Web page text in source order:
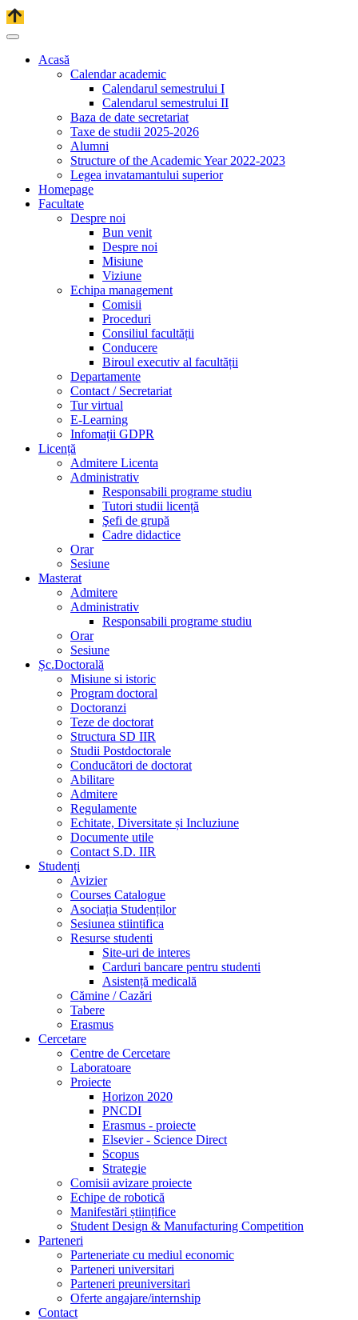
Acasă
Calendar academic
Calendarul semestrului I
Calendarul semestrului II
Baza de date secretariat
Taxe de studii 2025-2026
Alumni
Structure of the Academic Year 2022-2023
Legea invatamantului superior
Homepage
Facultate
Despre noi
Bun venit
Despre noi
Misiune
Viziune
Echipa management
Comisii
Proceduri
Consiliul facultății
Conducere
Biroul executiv al facultății
Departamente
Contact / Secretariat
Tur virtual
E-Learning
Infomații GDPR
Licență
Admitere Licenta
Administrativ
Responsabili programe studiu
Tutori studii licență
Şefi de grupă
Cadre didactice
Orar
Sesiune
Masterat
Admitere
Administrativ
Responsabili programe studiu
Orar
Sesiune
Șc.Doctorală
Misiune si istoric
Program doctoral
Doctoranzi
Teze de doctorat
Structura SD IIR
Studii Postdoctorale
Conducători de doctorat
Abilitare
Admitere
Regulamente
Echitate, Diversitate și Incluziune
Documente utile
Contact S.D. IIR
Studenți
Avizier
Courses Catalogue
Asociația Studenților
Sesiunea stiintifica
Resurse studenti
Site-uri de interes
Carduri bancare pentru studenti
Asistență medicală
Cămine / Cazări
Tabere
Erasmus
Cercetare
Centre de Cercetare
Laboratoare
Proiecte
Horizon 2020
PNCDI
Erasmus - proiecte
Elsevier - Science Direct
Scopus
Strategie
Comisii avizare proiecte
Echipe de robotică
Manifestări științifice
Student Design & Manufacturing Competition
Parteneri
Parteneriate cu mediul economic
Parteneri universitari
Parteneri preuniversitari
Oferte angajare/internship
Contact